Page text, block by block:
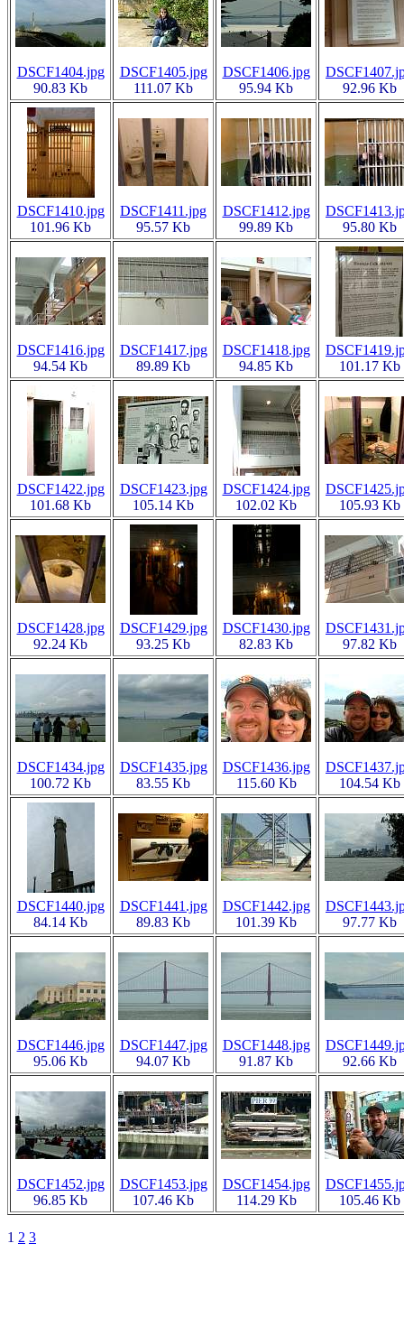
DSCF1404.jpg
90.83 Kb
DSCF1405.jpg
111.07 Kb
DSCF1406.jpg
95.94 Kb
92.96 Kb
DSCF1410.jpg
101.96 Kb
DSCF1411.jpg
95.57 Kb
DSCF1412.jpg
99.89 Kb
95.80 Kb
DSCF1416.jpg
94.54 Kb
DSCF1417.jpg
89.89 Kb
DSCF1418.jpg
94.85 Kb
101.17 Kb
DSCF1422.jpg
101.68 Kb
DSCF1423.jpg
105.14 Kb
DSCF1424.jpg
102.02 Kb
105.93 Kb
DSCF1428.jpg
92.24 Kb
DSCF1429.jpg
93.25 Kb
DSCF1430.jpg
82.83 Kb
97.82 Kb
DSCF1434.jpg
100.72 Kb
DSCF1435.jpg
83.55 Kb
DSCF1436.jpg
115.60 Kb
104.54 Kb
DSCF1440.jpg
84.14 Kb
DSCF1441.jpg
89.83 Kb
DSCF1442.jpg
101.39 Kb
97.77 Kb
DSCF1446.jpg
95.06 Kb
DSCF1447.jpg
94.07 Kb
DSCF1448.jpg
91.87 Kb
92.66 Kb
DSCF1452.jpg
96.85 Kb
DSCF1453.jpg
107.46 Kb
DSCF1454.jpg
114.29 Kb
105.46 Kb
1 2 3